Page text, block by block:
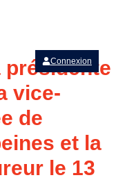
Connexion
présidente
vice-
de
et la
le 13